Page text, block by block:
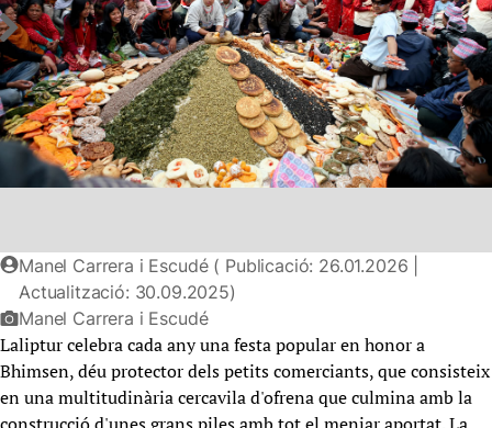
Manel Carrera i Escudé ( Publicació: 26.01.2026 |
Actualització: 30.09.2025)
Manel Carrera i Escudé
Laliptur celebra cada any una festa popular en honor a
Bhimsen, déu protector dels petits comerciants, que consisteix
en una multitudinària cercavila d'ofrena que culmina amb la